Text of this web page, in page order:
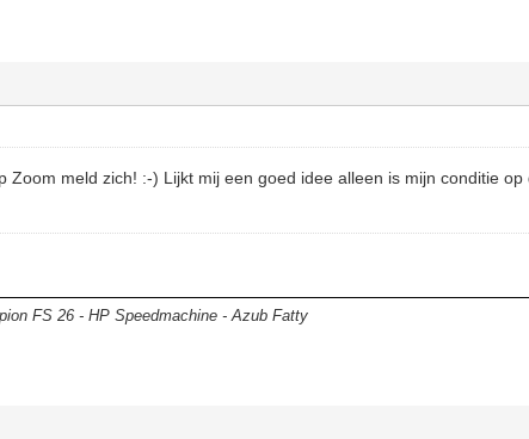
Zoom meld zich! :-) Lijkt mij een goed idee alleen is mijn conditie
FS 26 - HP Speedmachine - Azub Fatty